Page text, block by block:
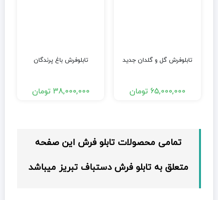
تابلوفرش گل و گلدان جدید
65,000,000 تومان
تابلوفرش باغ پرندگان
38,000,000 تومان
تمامی محصولات تابلو فرش این صفحه
متعلق به تابلو فرش دستباف تبریز میباشد